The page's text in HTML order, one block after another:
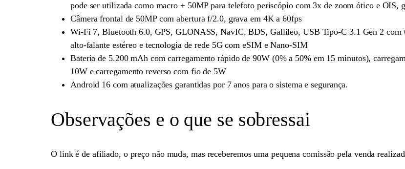
pode ser utilizada como macro + 50MP para telefoto periscópio com 3x de zoom ótico e
Câmera frontal de 50MP com abertura f/2.0, grava em 4K a 60fps
Wi-Fi 7, Bluetooth 6.0, GPS, GLONASS, NavIC, BDS, Gallileo, USB Tipo-C 3.1 Gen 2
alto-falante estéreo e tecnologia de rede 5G com eSIM e Nano-SIM
Bateria de 5.200 mAh com carregamento rápido de 90W (0% a 50% em 15 minutos),
10W e carregamento reverso com fio de 5W
Android 16 com atualizações garantidas por 7 anos para o sistema e segurança.
Observações e o que se sobressai
O link é de afiliado, o preço não muda, mas receberemos uma pequena comissão pela venda